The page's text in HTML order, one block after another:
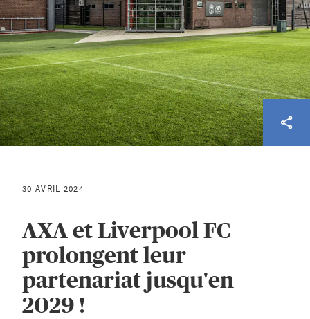
30 AVRIL 2024
AXA et Liverpool FC
prolongent leur
partenariat jusqu'en
2029 !